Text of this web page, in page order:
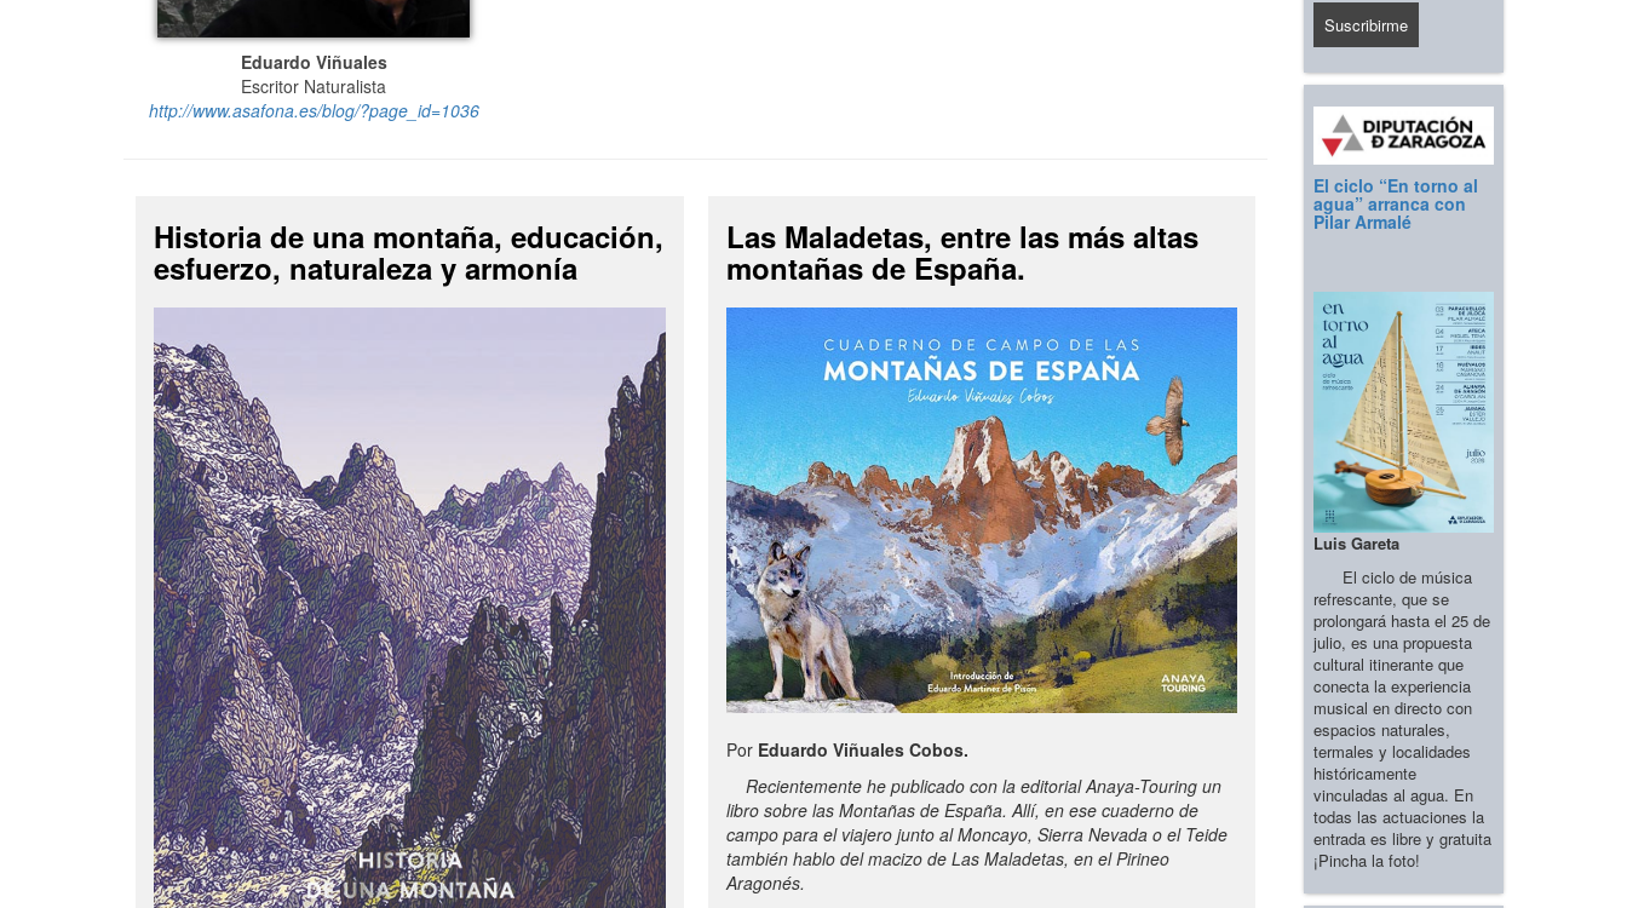
Eduardo Viñuales
Escritor Naturalista
http://www.asafona.es/blog/?page_id=1036
Historia de una montaña, educación,
esfuerzo, naturaleza y armonía
Las Maladetas, entre las más altas
montañas de España.
Por Eduardo Viñuales Cobos.
Recientemente he publicado con la editorial Anaya-Touring un
libro sobre las Montañas de España. Allí, en ese cuaderno de
campo para el viajero junto al Moncayo, Sierra Nevada o el Teide
también hablo del macizo de Las Maladetas, en el Pirineo
Aragonés.
El ciclo “En torno al
agua” arranca con
Pilar Armalé
Luis Gareta
El ciclo de música
refrescante, que se
prolongará hasta el 25 de
julio, es una propuesta
cultural itinerante que
conecta la experiencia
musical en directo con
espacios naturales,
termales y localidades
históricamente
vinculadas al agua. En
todas las actuaciones la
entrada es libre y gratuita
¡Pincha la foto!